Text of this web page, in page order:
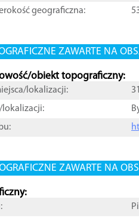
geograficzna:
ZAWARTE NA
obiekt topograficzny:
lokalizacji:
lokalizacji:
ZAWARTE NA